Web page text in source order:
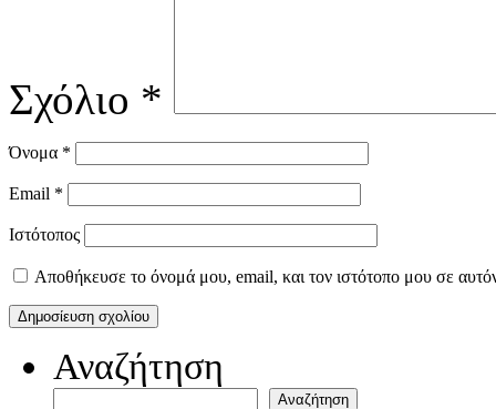
Σχόλιο *
Όνομα *
Email *
Ιστότοπος
Αποθήκευσε το όνομά μου, email, και τον ιστότοπο μου σε
Αναζήτηση
Αναζήτηση